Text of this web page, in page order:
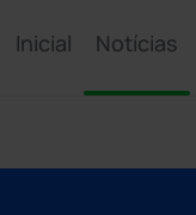
Inicial Notícias